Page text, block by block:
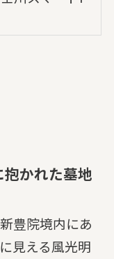
かれた墓地
豊院境内にあ
見える風光明